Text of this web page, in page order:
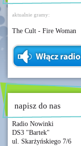
aktualnie gramy:
The Cult - Fire Woman
napisz do nas
Radio Nowinki
DS3 "Bartek"
ul. Skarżyńskiego 7/6